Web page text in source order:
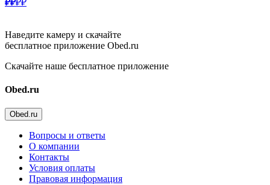
₽₽₽₽
Наведите камеру и скачайте
бесплатное приложение Obed.ru
Скачайте наше бесплатное приложение
Obed.ru
Obed.ru
Вопросы и ответы
О компании
Контакты
Условия оплаты
Правовая информация